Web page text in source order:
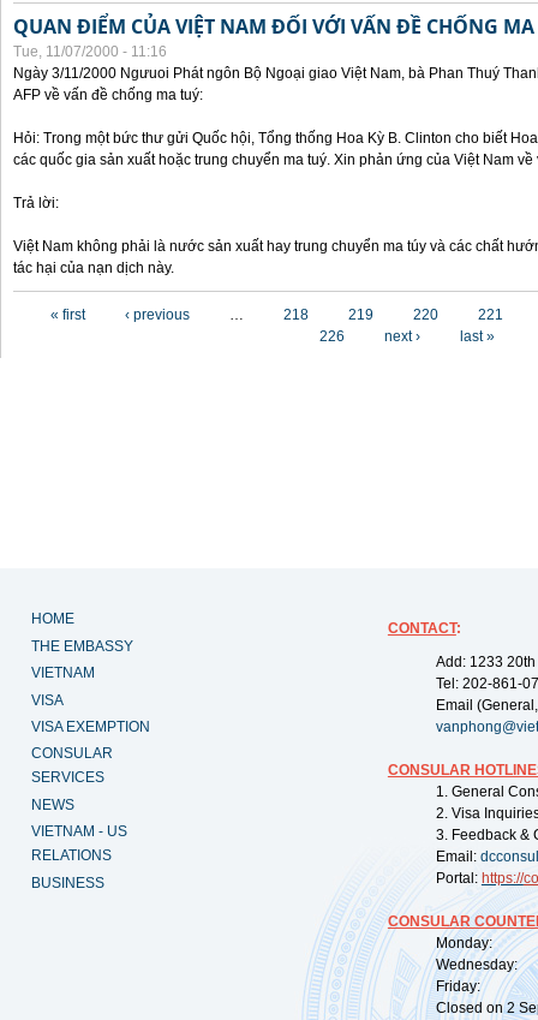
QUAN ĐIỂM CỦA VIỆT NAM ĐỐI VỚI VẤN ĐỀ CHỐNG MA
Tue, 11/07/2000 - 11:16
Ngày 3/11/2000 Ngưuoi Phát ngôn Bộ Ngoại giao Việt Nam, bà Phan Thuý
AFP về vấn đề chống ma tuý:
Hỏi: Trong một bức thư gửi Quốc hội, Tổng thống Hoa Kỳ B. Clinton cho biết
các quốc gia sản xuất hoặc trung chuyển ma tuý. Xin phản ứng của Việt Nam về
Trả lời:
Việt Nam không phải là nước sản xuất hay trung chuyển ma túy và các chất
tác hại của nạn dịch này.
« first ‹ previous … 218 219 220
221
226
next › last »
HOME
THE EMBASSY
VIETNAM
VISA
VISA EXEMPTION
CONSULAR
SERVICES
NEWS
VIETNAM - US
RELATIONS
BUSINESS
CONTACT:
Add: 1233
Tel: 202-861-
Email
CONSULAR
1. General
2. Visa
3. Feedback &
Email:
Portal: https://
CONSULAR
Monday:
Wednesday:
Friday:
Closed on 2